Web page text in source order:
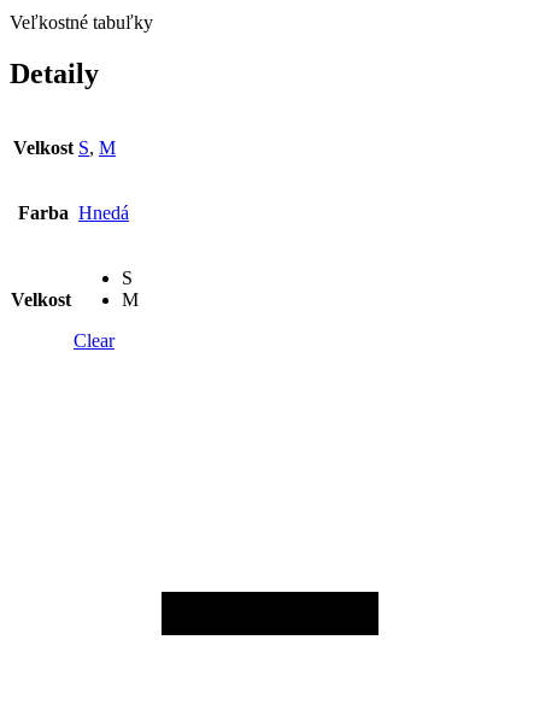
Veľkostné tabuľky
Detaily
Velkost S, M
Farba Hnedá
Velkost
S
M
Clear